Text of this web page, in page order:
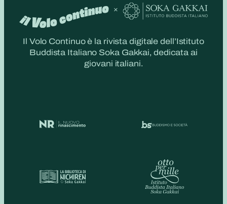
Il Volo Continuo è la rivista digitale dell’Istituto
Buddista Italiano Soka Gakkai, dedicata ai
giovani italiani.